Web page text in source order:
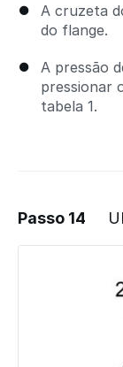
A cruzeta
do flange.
A pressão
pressionar
tabela 1.
Passo 14